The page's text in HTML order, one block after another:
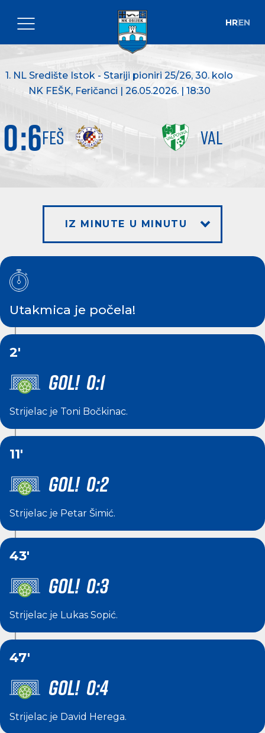
HREN
1. NL Središte Istok - Stariji pioniri 25/26, 30. kolo
NK FEŠK, Feričanci | 26.05.2026. | 18:30
FEŠ VAL
0:6
IZ MINUTE U MINUTU
Utakmica je počela!
2'
GOL! 0:1
Strijelac je Toni Bočkinac.
11'
GOL! 0:2
Strijelac je Petar Šimić.
43'
GOL! 0:3
Strijelac je Lukas Sopić.
47'
GOL! 0:4
Strijelac je David Herega.